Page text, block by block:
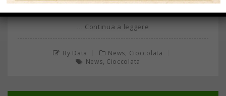
LOCALE: LA MIGLIORE PER I TUOI CLIENTI
… Continua a leggere
By Data News Cioccolata
News Cioccolata